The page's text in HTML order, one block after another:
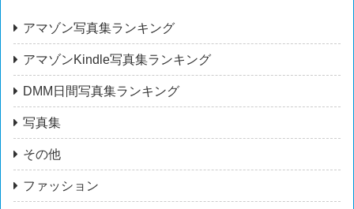
アマゾン写真集ランキング
アマゾンKindle写真集ランキング
DMM日間写真集ランキング
写真集
その他
ファッション